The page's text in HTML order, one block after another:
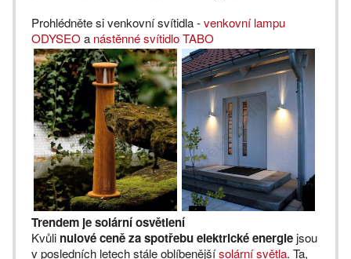
Prohlédněte si venkovní svítidla -venkovní lampu
ODYSEOa nástěnné svítidlo TABO
Trendem je solární osvětlení
Kvůli nulové ceně za spotřebu elektrické energie jsou
v posledních letech stále oblíbenějšísolární světla. Ta,